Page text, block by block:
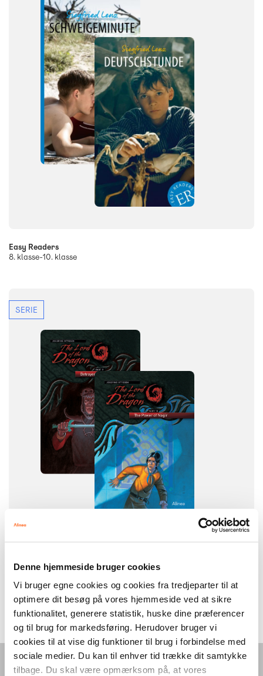
Denne hjemmeside bruger cookies
Vi bruger egne cookies og cookies fra tredjeparter til at
optimere dit besøg på vores hjemmeside ved at sikre
funktionalitet, generere statistik, huske dine præferencer
og til brug for markedsføring. Herudover bruger vi
cookies til at vise dig funktioner til brug i forbindelse med
sociale medier. Du kan til enhver tid trække dit samtykke
tilbage. Du skal være opmærksom på, at vores
Easy Readers
8. klasse-10. klasse
SERIE
The lord of the dragon
3. klasse
Om sprog og grammatikmateriale til